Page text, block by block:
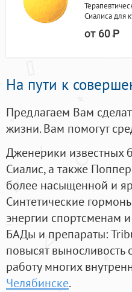
Сиалиса для
от 60Р
На пути к
Предлагаем Вам
жизни. Вам помогут
Дженерики известных
Сиалис, а также
более насыщенной и
Синтетические
энергии спортсменам
БАДы и препараты:
повысят выносливость
работу многих
Челябинске.